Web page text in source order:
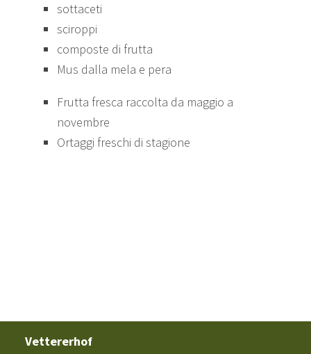
sottaceti
sciroppi
composte di frutta
Mus dalla mela e pera
Frutta fresca raccolta da maggio a
novembre
Ortaggi freschi di stagione
Vettererhof